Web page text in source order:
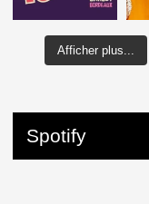
Afficher plus...
Spotify